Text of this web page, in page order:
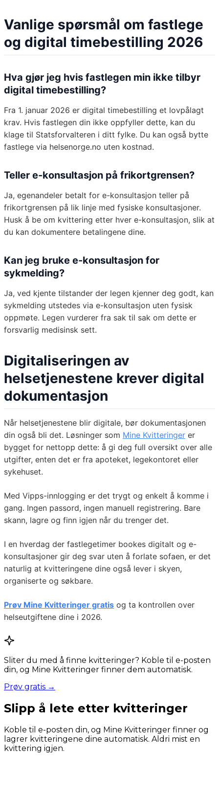
Vanlige spørsmål om fastlege
og digital timebestilling 2026
Hva gjør jeg hvis fastlegen min ikke tilbyr
digital timebestilling?
Fra 1. januar 2026 er digital timebestilling et lovpålagt
krav. Hvis fastlegen din ikke oppfyller dette, kan du
klage til Statsforvalteren i ditt fylke. Du kan også bytte
fastlege via helsenorge.no uten kostnad.
Teller e-konsultasjon på frikortgrensen?
Ja, egenandeler betalt for e-konsultasjon teller på
frikortgrensen på lik linje med fysiske konsultasjoner.
Husk å be om kvittering etter hver e-konsultasjon, slik at
du kan dokumentere betalingene dine.
Kan jeg bruke e-konsultasjon for
sykmelding?
Ja, ved kjente tilstander der legen kjenner deg godt, kan
sykmelding utstedes via e-konsultasjon uten fysisk
oppmøte. Legen vurderer fra sak til sak om dette er
forsvarlig medisinsk sett.
Digitaliseringen av
helsetjenestene krever digital
dokumentasjon
Når helsetjenestene blir digitale, bør dokumentasjonen
din også bli det. Løsninger som Mine Kvitteringer er
bygget for nettopp dette: å gi deg full oversikt over alle
utgifter, enten det er fra apoteket, legekontoret eller
sykehuset.
Med Vipps-innlogging er det trygt og enkelt å komme i
gang. Ingen passord, ingen manuell registrering. Bare
skann, lagre og finn igjen når du trenger det.
I en hverdag der fastlegetimer bookes digitalt og e-
konsultasjoner gir deg svar uten å forlate sofaen, er det
naturlig at kvitteringene dine også lever i skyen,
organiserte og søkbare.
Prøv Mine Kvitteringer gratis og ta kontrollen over
helseutgiftene dine i 2026.
Sliter du med å finne kvitteringer? Koble til e-posten
din, og Mine Kvitteringer finner dem automatisk.
Prøv gratis →
Slipp å lete etter kvitteringer
Koble til e-posten din, og Mine Kvitteringer finner og
lagrer kvitteringene dine automatisk. Aldri mist en
kvittering igjen.